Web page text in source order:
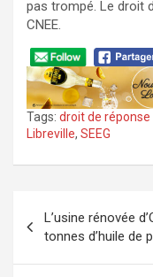
pas trompé. Le droit
CNEE.
Tags: droit de réponse
Libreville, SEEG
de
l’article
L’usine rénovée
tonnes d’huile de